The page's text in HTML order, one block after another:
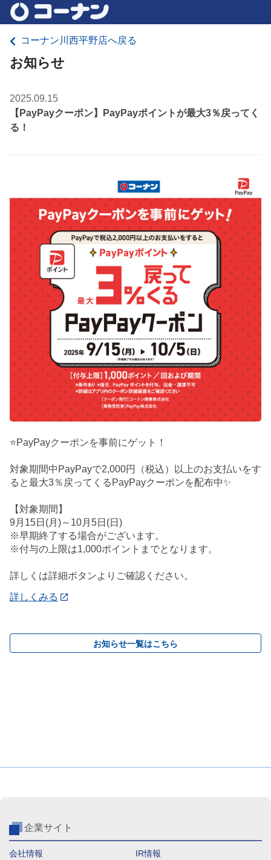
コーナン川西平野店へ戻る
お知らせ
2025.09.15
【PayPayクーポン】PayPayポイントが最大3％戻ってく
る！
⭐PayPayクーポンを事前にゲット！
対象期間中PayPayで2,000円（税込）以上のお支払いをす
ると最大3％戻ってくるPayPayクーポンを配布中✨
【対象期間】
9月15日(月)～10月5日(日)
※早期終了する場合がございます。
※付与の上限は1,000ポイントまでとなります。
詳しくは詳細ボタンよりご確認ください。
詳しくみる
お知らせ一覧はこちら
企業サイト
会社情報 IR情報